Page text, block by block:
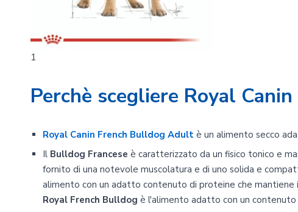
1
Perchè scegliere Royal
Royal Canin French Bulldog Adult è un alimento secco
Il Bulldog Francese è caratterizzato da un fisico tonico e
fornito di una notevole muscolatura e di uno solida e
alimento con un adatto contenuto di proteine che mantiene
Royal French Bulldog è l'alimento adatto con un